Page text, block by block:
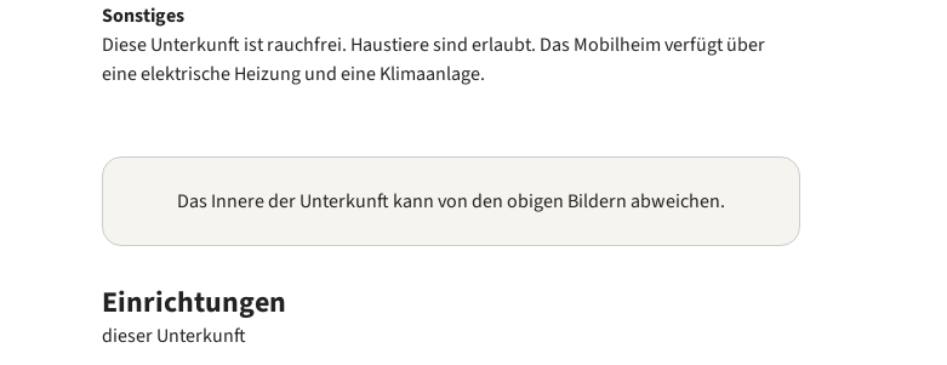
Sonstiges
Diese Unterkunft ist rauchfrei. Haustiere sind erlaubt. Das Mobilheim verfügt über
eine elektrische Heizung und eine Klimaanlage.
Das Innere der Unterkunft kann von den obigen Bildern abweichen.
Einrichtungen
dieser Unterkunft